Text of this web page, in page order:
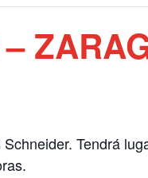
Tendrá